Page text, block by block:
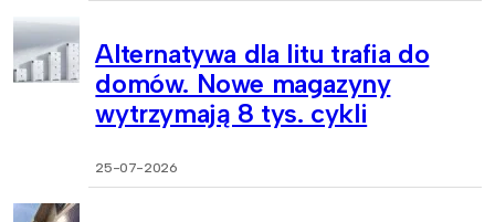
Alternatywa dla litu trafia do
domów. Nowe magazyny
wytrzymają 8 tys. cykli
25-07-2026